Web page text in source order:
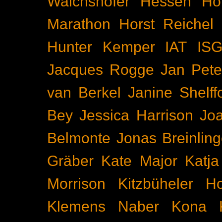
Marathon
Horst Reichel
Hunter Kemper
IAT
Jacques Rogge Jan
van Berkel
Janine
Bey Jessica Harrison
Belmonte Jonas
Gräber Kate Major
Morrison
Kitzbüheler
Klemens Naber
Kona